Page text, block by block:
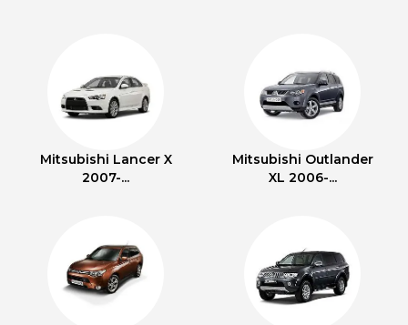
Mitsubishi Lancer X
2007-...
Mitsubishi Outlander
XL 2006-...